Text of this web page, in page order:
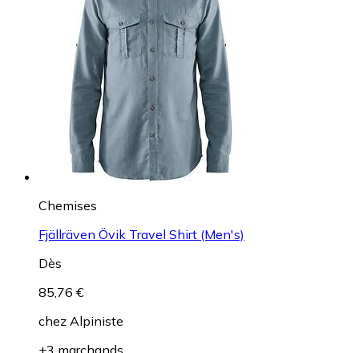
Chemises
Fjällräven Övik Travel Shirt (Men's)
Dès
85,76 €
chez Alpiniste
+3 marchands